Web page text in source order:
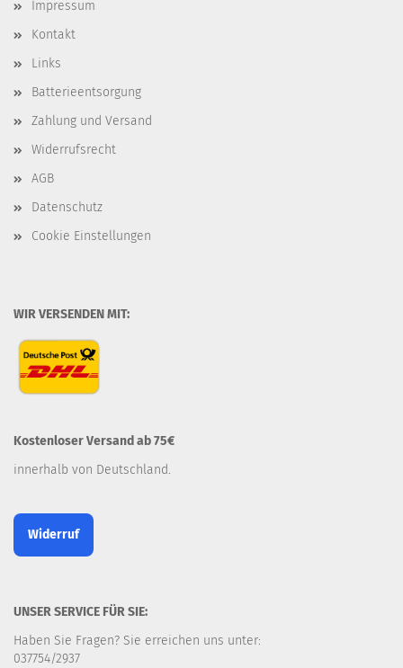
Impressum
Kontakt
Links
Batterieentsorgung
Zahlung und Versand
Widerrufsrecht
AGB
Datenschutz
Cookie Einstellungen
WIR VERSENDEN MIT:
Kostenloser Versand ab 75€
innerhalb von Deutschland.
Widerruf
UNSER SERVICE FÜR SIE:
Haben Sie Fragen? Sie erreichen uns unter:
037754/2937